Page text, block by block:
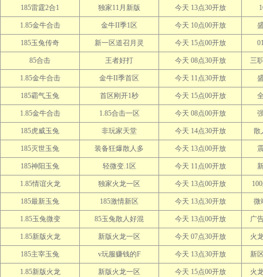
185雷霆2合1 独家11月新版 今天 13点30开放
1.85金牛合击 金牛II季1区 今天 10点00开放
185玉兔传奇 新一区道召月灵 今天 15点00开放
85合击 王者好打 今天 08点30开放 三
1.85金牛合击 金牛II季首区 今天 11点30开放
185霸气玉兔 首区刚开1秒 今天 15点00开放
1.85金牛合击 1.85合击一区 今天 08点00开放
185虎威玉兔 非玩家天堂 今天 14点30开放 散
185灭世玉兔 装备狂爆散人多 今天 13点00开放
185神阳玉兔 轻微变.1区 今天 11点00开放
1.85情谊火龙 独家火龙一区 今天 13点00开放
185最新玉兔 185激情新区 今天 13点30开放 微
1.85玉兔微变 85玉兔散人好混 今天 13点00开放 广
1.85新版火龙 新版火龙一区 今天 07点30开放 火
185主宰玉兔 v玩服赚钱的F 今天 13点30开放 新
1.85新版火龙 新版火龙一区 今天 15点00开放 火